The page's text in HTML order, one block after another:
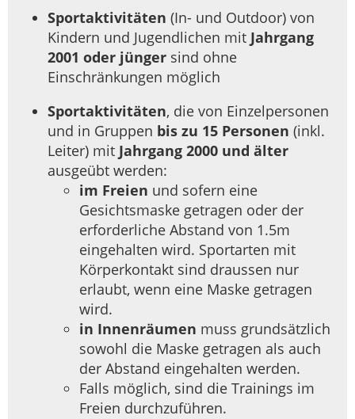
Sportaktivitäten (In- und Outdoor) von
Kindern und Jugendlichen mit Jahrgang
2001 oder jünger sind ohne
Einschränkungen möglich
Sportaktivitäten, die von Einzelpersonen
und in Gruppen bis zu 15 Personen (inkl.
Leiter) mit Jahrgang 2000 und älter
ausgeübt werden:
im Freien und sofern eine
Gesichtsmaske getragen oder der
erforderliche Abstand von 1.5m
eingehalten wird. Sportarten mit
Körperkontakt sind draussen nur
erlaubt, wenn eine Maske getragen
wird.
in Innenräumen muss grundsätzlich
sowohl die Maske getragen als auch
der Abstand eingehalten werden.
Falls möglich, sind die Trainings im
Freien durchzuführen.